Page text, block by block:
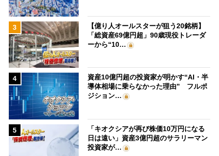
3
【億り人オールスターが狙う20銘柄】
「総資産69億円超」90歳現役トレーダ
ーから“10…
4
資産10億円超の投資家が明かす“AI・半
導体相場に乗らなかった理由” フルポ
ジション…
5
「キオクシアが再び株価10万円になる
日は遠い」資産3億円超のサラリーマン
投資家が…